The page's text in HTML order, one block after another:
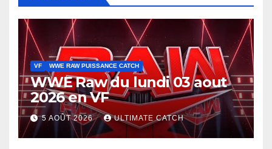
VF WWE RAW PUISSANCE CATCH
WWE Raw du lundi 03 aout
2026 en VF
5 AOÛT 2026 ULTIMATE CATCH